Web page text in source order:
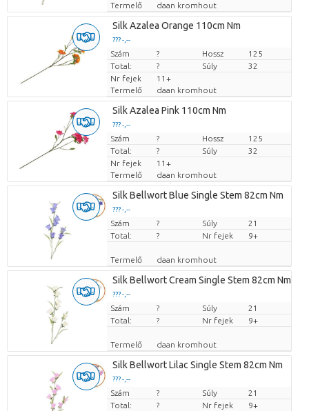
Termelő daan kromhout
Silk Azalea Orange 110cm Nm
??? -,--
Darabb ár
Szám ? Hossz
125
Total:
? Súly
32
Nr fejek
11+
Termelő
daan kromhout
Silk Azalea Pink 110cm Nm
??? -,--
Darabb ár
Szám ? Hossz
125
Total:
? Súly
32
Nr fejek
11+
Termelő
daan kromhout
Silk Bellwort Blue Single Stem 82cm Nm
??? -,--
Darabb ár
Szám ? Súly
21
Total:
? Nr fejek 9+
Termelő daan kromhout
Silk Bellwort Cream Single Stem 82cm Nm
??? -,--
Darabb ár
Szám ? Súly
21
Total:
? Nr fejek 9+
Termelő daan kromhout
Silk Bellwort Lilac Single Stem 82cm Nm
??? -,--
Darabb ár
Szám ? Súly
21
Total:
? Nr fejek 9+